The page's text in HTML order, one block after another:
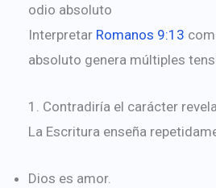
odio absoluto
Interpretar Romanos 9:13
absoluto genera múltiples
1. Contradiría el carácter
La Escritura enseña
Dios es amor.